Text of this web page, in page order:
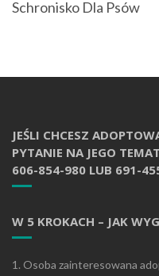
Schronisko Dla Psów
JEŚLI CHCESZ
PYTANIE NA JEGO
606-854-980 LUB 691-
W 5 KROKACH – JAK
1. Osoba zainteresowana